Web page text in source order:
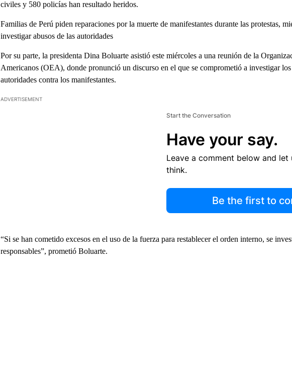
civiles y 580 policías han resultado heridos.
Familias de Perú piden reparaciones por la muerte de manifestantes durante las protestas,
investigar abusos de las autoridades
Por su parte, la presidenta Dina Boluarte asistió este miércoles a una reunión de la
Americanos (OEA), donde pronunció un discurso en el que se comprometió a investigar los
autoridades contra los manifestantes.
ADVERTISEMENT
Start the Conversation
Have your say.
Leave a comment below and
think.
Be the first to
“Si se han cometido excesos en el uso de la fuerza para restablecer el orden interno, se
responsables”, prometió Boluarte.